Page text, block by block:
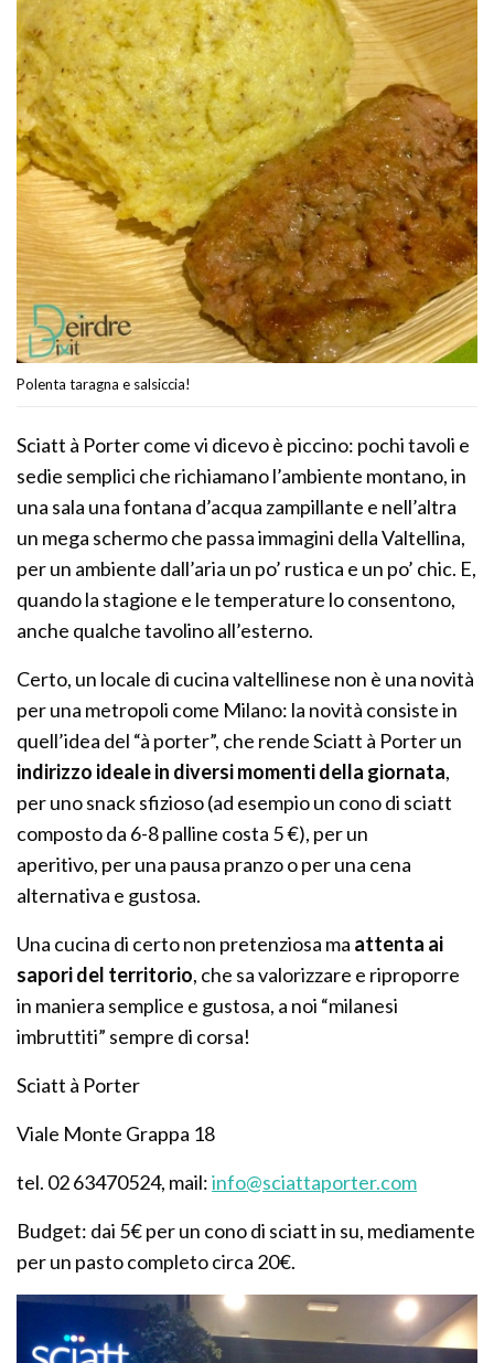
Polenta taragna e salsiccia!
Sciatt à Porter come vi dicevo è piccino: pochi tavoli e
sedie semplici che richiamano l’ambiente montano, in
una sala una fontana d’acqua zampillante e nell’altra
un mega schermo che passa immagini della Valtellina,
per un ambiente dall’aria un po’ rustica e un po’ chic. E,
quando la stagione e le temperature lo consentono,
anche qualche tavolino all’esterno.
Certo, un locale di cucina valtellinese non è una novità
per una metropoli come Milano: la novità consiste in
quell’idea del “à porter”, che rende Sciatt à Porter un
indirizzo ideale in diversi momenti della giornata,
per uno snack sfizioso (ad esempio un cono di sciatt
composto da 6-8 palline costa 5 €), per un
aperitivo, per una pausa pranzo o per una cena
alternativa e gustosa.
Una cucina di certo non pretenziosa ma attenta ai
sapori del territorio, che sa valorizzare e riproporre
in maniera semplice e gustosa, a noi “milanesi
imbruttiti” sempre di corsa!
Sciatt à Porter
Viale Monte Grappa 18
tel. 02 63470524, mail:info@sciattaporter.com
Budget: dai 5€ per un cono di sciatt in su, mediamente
per un pasto completo circa 20€.